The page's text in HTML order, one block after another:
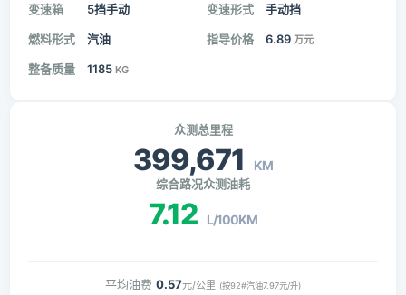
变速箱 5挡手动 变速形式 手动挡
燃料形式 汽油 指导价格 6.89 万元
整备质量 1185 KG
众测总里程
399,671 KM
综合路况众测油耗
7.12 L/100KM
平均油费 0.57元/公里 (按92#汽油7.97元/升)